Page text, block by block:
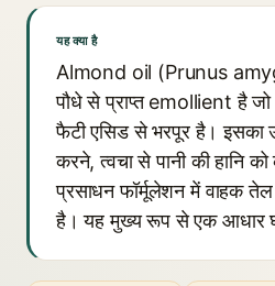
यह क्या है
Almond oil (Prunus
पौधे से प्राप्त emollient है
फैटी एसिड से भरपूर है। इसका
करने, त्वचा से पानी की हानि
प्रसाधन फॉर्मूलेशन में वाहक
है। यह मुख्य रूप से एक आधार